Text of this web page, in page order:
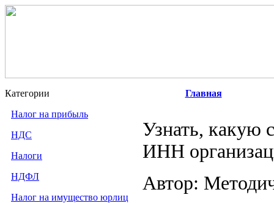
Категории
Налог на прибыль
НДС
Налоги
НДФЛ
Налог на имущество юрлиц
Главная
Узнать, какую
ИНН
Автор: